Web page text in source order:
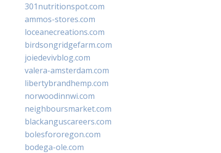
301nutritionspot.com
ammos-stores.com
loceanecreations.com
birdsongridgefarm.com
joiedevivblog.com
valera-amsterdam.com
libertybrandhemp.com
norwoodinnwi.com
neighboursmarket.com
blackanguscareers.com
bolesfororegon.com
bodega-ole.com